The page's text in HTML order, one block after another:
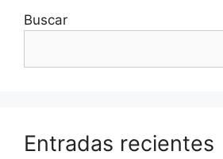
Buscar
Entradas recientes